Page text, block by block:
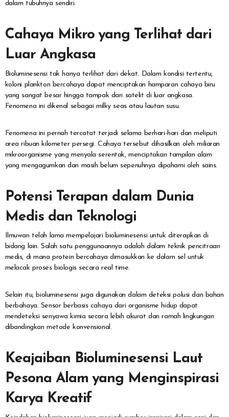
dalam tubuhnya sendiri.
Cahaya Mikro yang Terlihat dari
Luar Angkasa
Bioluminesensi tak hanya terlihat dari dekat. Dalam kondisi tertentu,
koloni plankton bercahaya dapat menciptakan hamparan cahaya biru
yang sangat besar hingga tampak dari satelit di luar angkasa.
Fenomena ini dikenal sebagai milky seas atau lautan susu.
Fenomena ini pernah tercatat terjadi selama berhari-hari dan meliputi
area ribuan kilometer persegi. Cahaya tersebut dihasilkan oleh miliaran
mikroorganisme yang menyala serentak, menciptakan tampilan alam
yang mengagumkan dan masih belum sepenuhnya dipahami oleh sains.
Potensi Terapan dalam Dunia
Medis dan Teknologi
Ilmuwan telah lama mempelajari bioluminesensi untuk diterapkan di
bidang lain. Salah satu penggunaannya adalah dalam teknik pencitraan
medis, di mana protein bercahaya dimasukkan ke dalam sel untuk
melacak proses biologis secara real time.
Selain itu, bioluminesensi juga digunakan dalam deteksi polusi dan bahan
berbahaya. Sensor berbasis cahaya dari organisme hidup dapat
mendeteksi senyawa kimia secara lebih akurat dan ramah lingkungan
dibandingkan metode konvensional.
Keajaiban Bioluminesensi Laut
Pesona Alam yang Menginspirasi
Karya Kreatif